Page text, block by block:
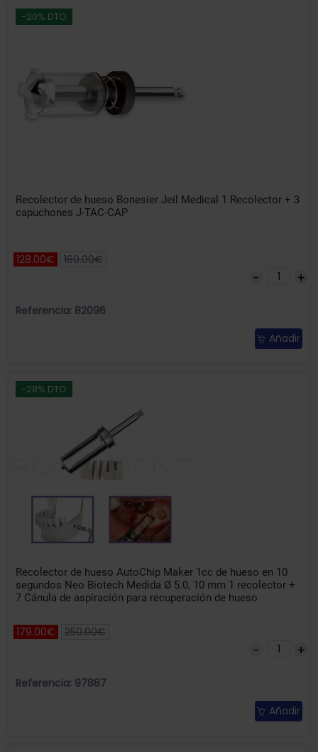
-20% DTO
Recolector de hueso Bonesier Jeil Medical 1 Recolector + 3
capuchones J-TAC-CAP
128.00€ 160.00€
Referencia: 82096
Añadir
-28% DTO
Recolector de hueso AutoChip Maker 1cc de hueso en 10
segundos Neo Biotech Medida Ø 5.0, 10 mm 1 recolector +
7 Cánula de aspiración para recuperación de hueso
179.00€ 250.00€
Referencia: 97887
Añadir